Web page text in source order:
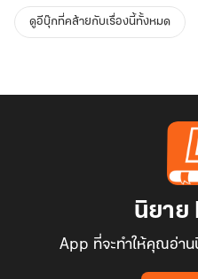
ดูอีบุ๊กที่คล้ายกับเรื่องนี้ทั้งหมด
นิยาย
App ที่จะทำให้คุณอ่าน